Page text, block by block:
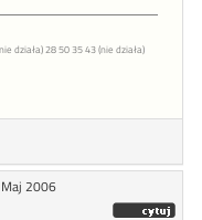
działa) 28 50 35 43 (nie działa)
Maj 2006